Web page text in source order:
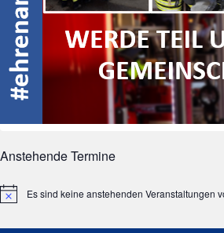
Anstehende Termine
HinweisEs sind keine anstehenden Veranstaltungen